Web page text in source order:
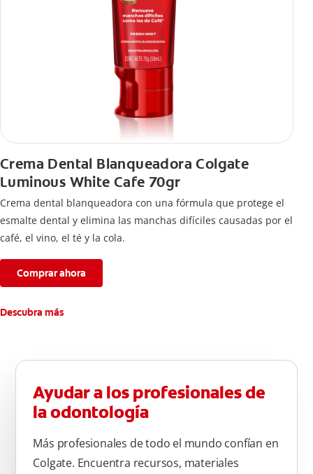
Crema Dental Blanqueadora Colgate
Luminous White Cafe 70gr
Crema dental blanqueadora con una fórmula que protege el
esmalte dental y elimina las manchas difíciles causadas por el
café, el vino, el té y la cola.
Comprar ahora
Descubra más
Ayudar a los profesionales de
la odontología
Más profesionales de todo el mundo confían en
Colgate. Encuentra recursos, materiales